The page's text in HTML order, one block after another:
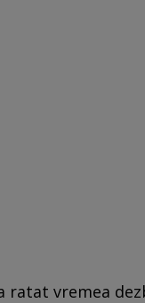
ratat vremea